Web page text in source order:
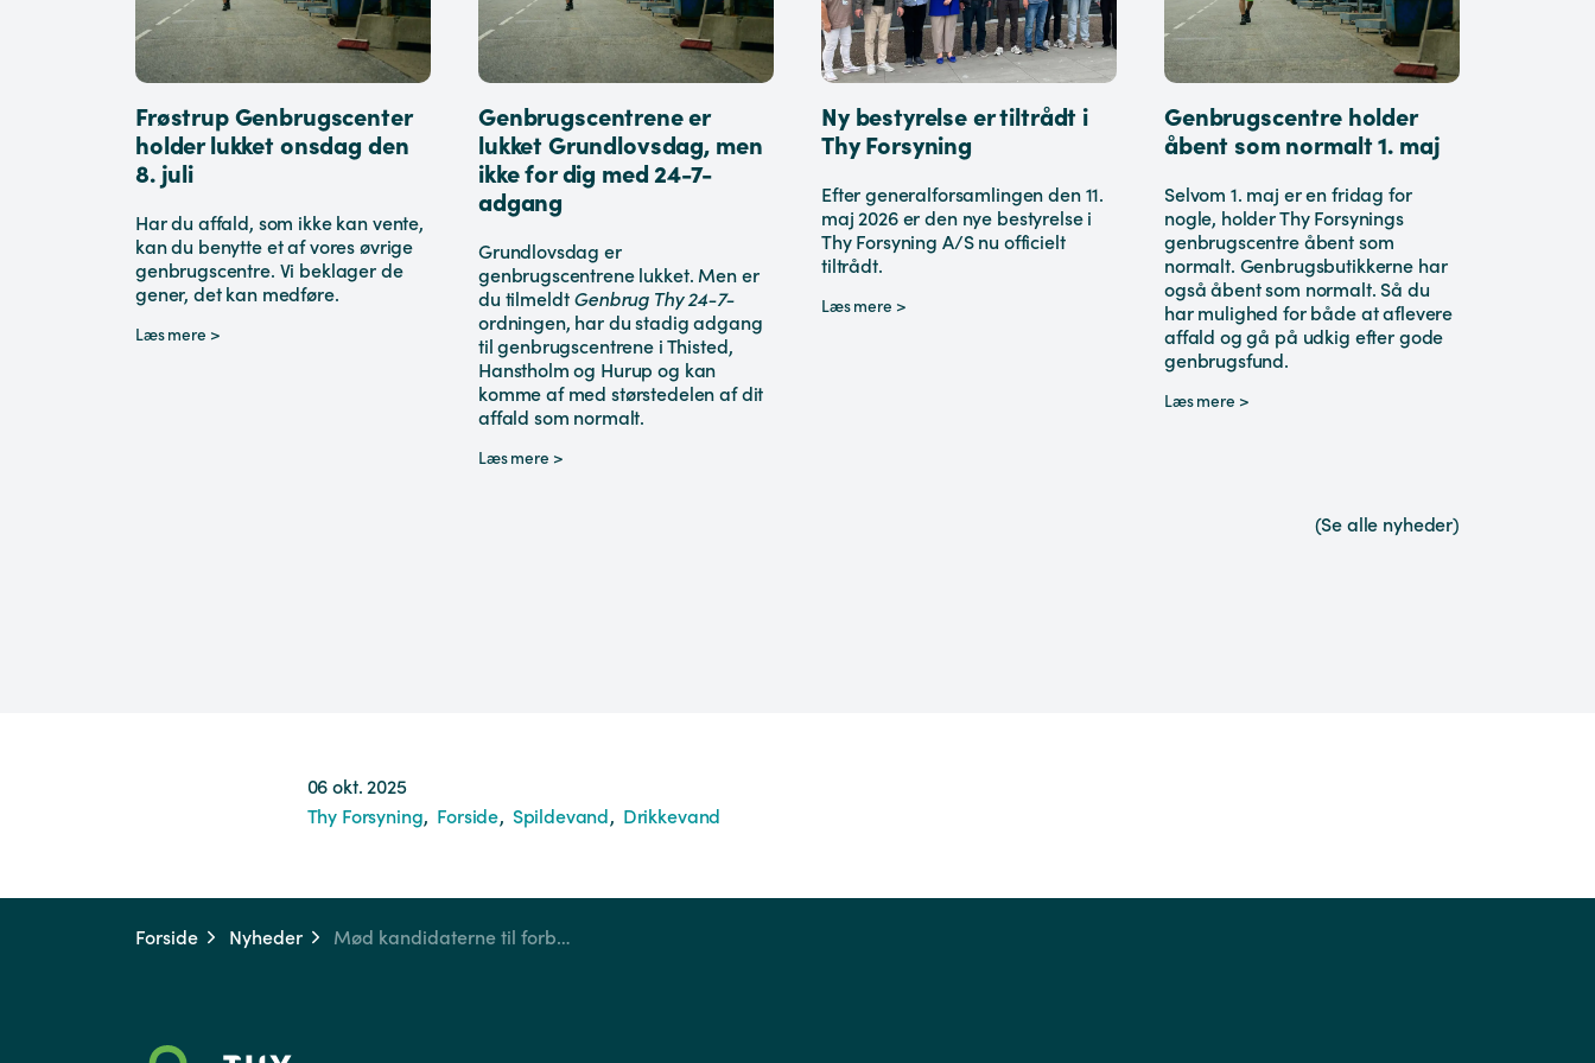
Frøstrup Genbrugscenter
holder lukket onsdag den
8. juli
Har du affald, som ikke kan vente,
kan du benytte et af vores øvrige
genbrugscentre. Vi beklager de
gener, det kan medføre.
Læs mere >
Genbrugscentrene er
lukket Grundlovsdag, men
ikke for dig med 24-7-
adgang
Grundlovsdag er
genbrugscentrene lukket. Men er
du tilmeldtGenbrug Thy 24-7-
ordningen, har du stadig adgang
til genbrugscentrene i Thisted,
Hanstholm og Hurup og kan
komme af med størstedelen af dit
affald som normalt.
Læs mere >
Ny bestyrelse er tiltrådt i
Thy Forsyning
Efter generalforsamlingen den 11.
maj 2026 er den nye bestyrelse i
Thy Forsyning A/S nu officielt
tiltrådt.
Læs mere >
Genbrugscentre holder
åbent som normalt 1. maj
Selvom 1. maj er en fridag for
nogle, holder Thy Forsynings
genbrugscentre åbent som
normalt. Genbrugsbutikkerne har
også åbent som normalt. Så du
har mulighed for både at aflevere
affald og gå på udkig efter gode
genbrugsfund.
Læs mere >
(Se alle nyheder)
06 okt. 2025
Thy Forsyning Forside Spildevand Drikkevand
Forside Nyheder Mød kandidaterne til forbrugervalget 2025